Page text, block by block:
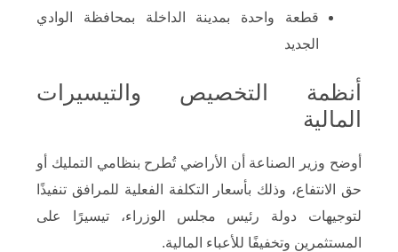
قطعة واحدة بمدينة الداخلة بمحافظة الوادي
الجديد
أنظمة التخصيص والتيسيرات
المالية
أوضح وزير الصناعة أن الأراضي تُطرح بنظامي التمليك أو
حق الانتفاع، وذلك بأسعار التكلفة الفعلية للمرافق تنفيذًا
لتوجيهات دولة رئيس مجلس الوزراء، تيسيرًا على
المستثمرين وتخفيفًا للأعباء المالية.